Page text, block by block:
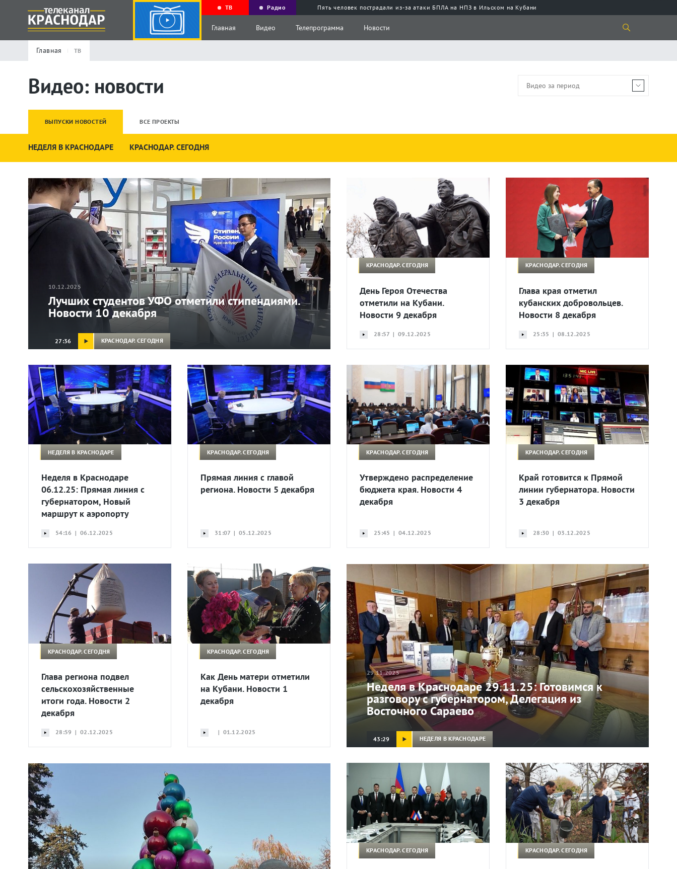
ТВ Радио Пять человек пострадали из-за атаки БПЛА на НПЗ в Ильском на Кубани
Главная Видео Телепрограмма Новости
Главная ТВ
Видео: новости
ВЫПУСКИ НОВОСТЕЙ ВСЕ ПРОЕКТЫ
НЕДЕЛЯ В КРАСНОДАРЕ КРАСНОДАР. СЕГОДНЯ
10.12.2025
Лучших студентов УФО отметили стипендиями.
Новости 10 декабря
27:36 КРАСНОДАР. СЕГОДНЯ
КРАСНОДАР. СЕГОДНЯ
День Героя Отечества
отметили на Кубани.
Новости 9 декабря
28:57 | 09.12.2025
КРАСНОДАР. СЕГОДНЯ
Глава края отметил
кубанских добровольцев.
Новости 8 декабря
25:35 | 08.12.2025
НЕДЕЛЯ В КРАСНОДАРЕ
Неделя в Краснодаре
06.12.25: Прямая линия с
губернатором, Новый
маршрут к аэропорту
54:16 | 06.12.2025
КРАСНОДАР. СЕГОДНЯ
Прямая линия с главой
региона. Новости 5 декабря
31:07 | 05.12.2025
КРАСНОДАР. СЕГОДНЯ
Утверждено распределение
бюджета края. Новости 4
декабря
25:45 | 04.12.2025
КРАСНОДАР. СЕГОДНЯ
Край готовится к Прямой
линии губернатора. Новости
3 декабря
28:30 | 03.12.2025
КРАСНОДАР. СЕГОДНЯ
Глава региона подвел
сельскохозяйственные
итоги года. Новости 2
декабря
28:59 | 02.12.2025
КРАСНОДАР. СЕГОДНЯ
Как День матери отметили
на Кубани. Новости 1
декабря
| 01.12.2025
29.11.2025
Неделя в Краснодаре 29.11.25: Готовимся к
разговору с губернатором, Делегация из
Восточного Сараево
43:29 НЕДЕЛЯ В КРАСНОДАРЕ
КРАСНОДАР. СЕГОДНЯ КРАСНОДАР. СЕГОДНЯ